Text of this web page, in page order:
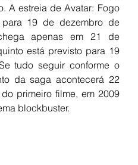
A estreia de Avatar: Fogo
19 de dezembro de
apenas em 21 de
está previsto para 19
tudo seguir conforme o
da saga acontecerá 22
primeiro filme, em 2009
blockbuster.